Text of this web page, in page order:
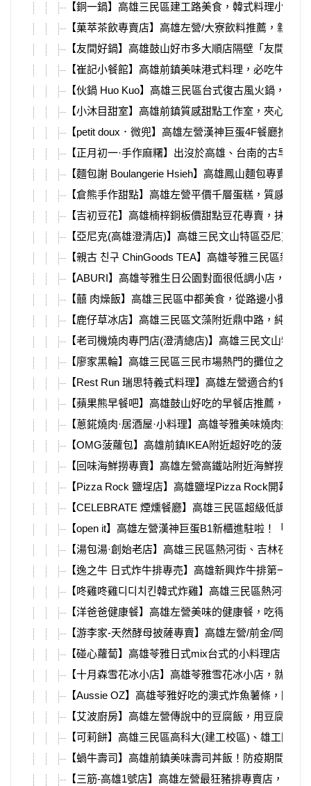
【銅一鍋】高雄三民區建工路美食，韓式料理小火
【菓萃茶飲專賣店】高雄左營/大寮飲料推薦，新鮮
【友間好鍋】高雄鼓山好市多大順店隔壁「友間好
【崔記小餐館】高雄前鎮美味港式料理，必吃牛肉
【伙鍋 Huo Kuo】高雄三民區台式復古風火鍋，台
【小沐目甜室】高雄前鎮質感甜點工作室，夾心餅
【petit doux．微兜】高雄左營漢神巨蛋4F餐廳推薦
【正月初一·手作麻糬】出沒於高雄、台南的古早味
【麵包謝 Boulangerie Hsieh】高雄鳳山麵包專賣工
【倉熊手作甜點】高雄左營平價千層蛋糕，質感千
【吉初豆花】高雄楠梓銅板價甜點豆花專賣，抹茶
【亞尼克(高雄澄清店)】高雄三民文山特區亞尼克
【親古 친구 ChinGoods TEA】高雄苓雅三民區新
【ABURI】高雄苓雅生日公園對面很低調小店，坐
【囍 肉燥飯】高雄三民區中都美食，從路邊小攤車
【鹿仔草冰店】高雄三民區文藻附近鼎中路，純天
【老司機燒肉專門店(澄清總店)】高雄三民文山特
【廖家黑輪】高雄三民區三民市場熱門的攤位之一
【Rest Run 瑞思特義式料理】高雄左營適合約會的
【蘋果熊早餐吧】高雄鼓山好吃的早餐店推薦，終
【蔥錵燒肉·居酒屋·小料理】高雄苓雅美味燒肉推
【OMG菠蘿包】高雄前鎮IKEA附近超好吃的菠蘿
【回味海鮮撈專賣】高雄左營高鐵站附近海鮮撈專
【Pizza Rock 鹽埕店】高雄鹽埕Pizza Rock開幕啦
【CELEBRATE 煙燻餐廳】高雄三民區超級低調的
【open it】高雄左營漢神巨蛋B1新櫃進駐啦！「
【湯包湯·創始老店】高雄三民區熱河街、吉林夜市
【逸之牛 日式炸牛排專売】高雄新興炸牛排第一品
【咚雞咚雞디디치킨韓式炸雞】高雄三民區熱河街
【洋爸爸健康餐】高雄左營美味的健康餐，吃得到
【游李家-天然酵母披薩專賣】高雄左營/前金/岡山
【碰心蘿蔔】高雄苓雅日式mix台式的小料理店，
【十月森雪花冰小店】高雄苓雅雪花冰小店，就在
【Aussie OZ】高雄苓雅好吃的澳式炸魚薯條，隱
【艾波廚房】高雄左營傳說中的豆腐飯，用豆腐取
【可莉餅】高雄三民區高科大(建工校區)、雄工附
【蝸牛壽司】高雄前鎮美味壽司丼飯！防疫期間吃
【三筋-高雄1號店】高雄左營最狂豬排專賣店，”可